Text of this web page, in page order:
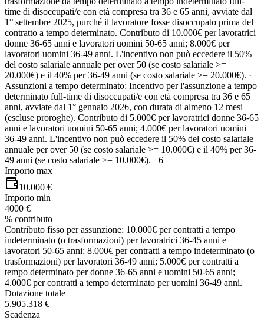
time di disoccupati/e con età compresa tra 36 e 65 anni, avviate dal
1° settembre 2025, purché il lavoratore fosse disoccupato prima del
contratto a tempo determinato. Contributo di 10.000€ per lavoratrici
donne 36-65 anni e lavoratori uomini 50-65 anni; 8.000€ per
lavoratori uomini 36-49 anni. L'incentivo non può eccedere il 50%
del costo salariale annuale per over 50 (se costo salariale >=
20.000€) e il 40% per 36-49 anni (se costo salariale >= 20.000€). ·
Assunzioni a tempo determinato: Incentivo per l'assunzione a tempo
determinato full-time di disoccupati/e con età compresa tra 36 e 65
anni, avviate dal 1° gennaio 2026, con durata di almeno 12 mesi
(escluse proroghe). Contributo di 5.000€ per lavoratrici donne 36-65
anni e lavoratori uomini 50-65 anni; 4.000€ per lavoratori uomini
36-49 anni. L'incentivo non può eccedere il 50% del costo salariale
annuale per over 50 (se costo salariale >= 10.000€) e il 40% per 36-
49 anni (se costo salariale >= 10.000€). +6
Importo max
10.000 €
Importo min
4000 €
% contributo
Contributo fisso per assunzione: 10.000€ per contratti a tempo
indeterminato (o trasformazioni) per lavoratrici 36-45 anni e
lavoratori 50-65 anni; 8.000€ per contratti a tempo indeterminato (o
trasformazioni) per lavoratori 36-49 anni; 5.000€ per contratti a
tempo determinato per donne 36-65 anni e uomini 50-65 anni;
4.000€ per contratti a tempo determinato per uomini 36-49 anni.
Dotazione totale
5.905.318 €
Scadenza